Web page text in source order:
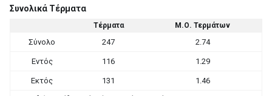
Συνολικά Τέρματα
Τέρματα Μ.Ο. Τερμάτων
Σύνολο 247 2.74
Εντός 116 1.29
Εκτός 131 1.46